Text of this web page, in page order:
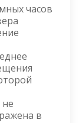
часов
в